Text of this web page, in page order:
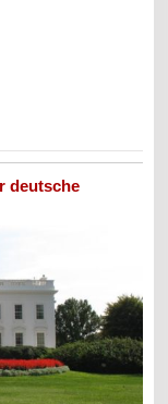
deutsche